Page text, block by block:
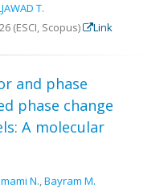
T.
(ESCI, Scopus) Link
and phase
phase change
A molecular
N.,Bayram M.